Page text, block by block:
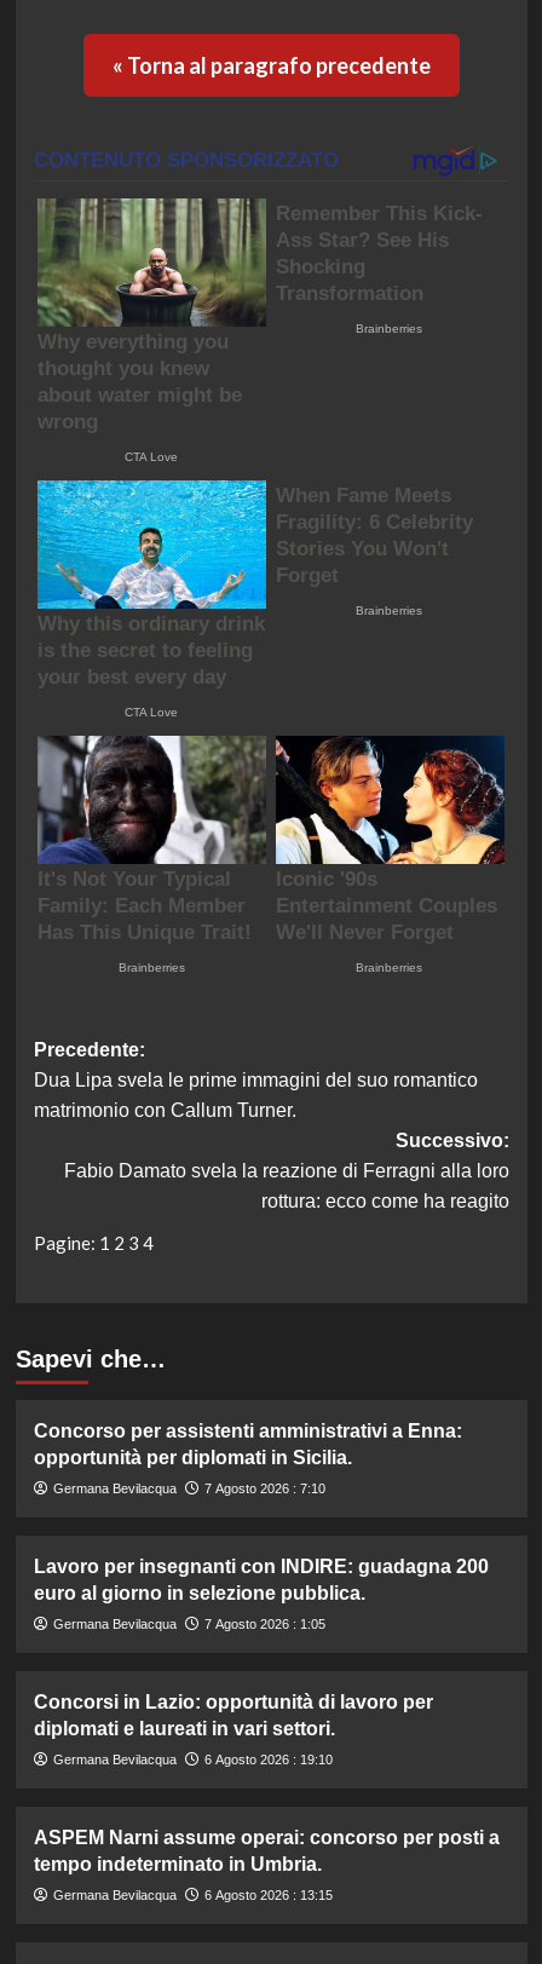
« Torna al paragrafo precedente
Navigazione
articolo
Precedente:
Dua Lipa svela le prime immagini del suo romantico
matrimonio con Callum Turner.
Successivo:
Fabio Damato svela la reazione di Ferragni alla loro
rottura: ecco come ha reagito
Pagine: 1 2 3 4
Sapevi che…
Concorso per assistenti amministrativi a Enna:
opportunità per diplomati in Sicilia.
Germana Bevilacqua 7 Agosto 2026 : 7:10
Lavoro per insegnanti con INDIRE: guadagna 200
euro al giorno in selezione pubblica.
Germana Bevilacqua 7 Agosto 2026 : 1:05
Concorsi in Lazio: opportunità di lavoro per
diplomati e laureati in vari settori.
Germana Bevilacqua 6 Agosto 2026 : 19:10
ASPEM Narni assume operai: concorso per posti a
tempo indeterminato in Umbria.
Germana Bevilacqua 6 Agosto 2026 : 13:15